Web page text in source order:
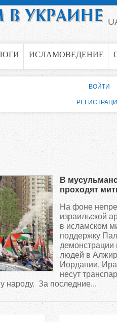
ИСЛАМОВЕДЕНИЕ
В
проходят
На фоне
израильской
в исламском
поддержку
демонстрации
людей в
Иордании,
несут
народу. За последние...
ВОЙТИ